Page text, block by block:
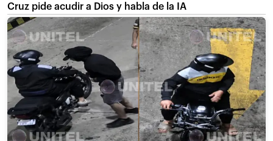
Cruz pide acudir a Dios y habla de la IA